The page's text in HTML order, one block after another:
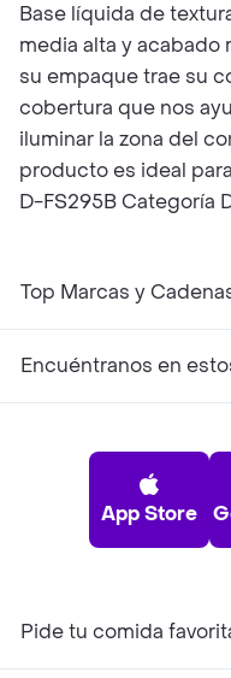
Base líquida de
media alta y acabado
su empaque trae su
cobertura que nos
iluminar la zona del
producto es ideal
D-FS295B Categoría
Top Marcas y
Encuéntranos en
App Store
Pide tu comida